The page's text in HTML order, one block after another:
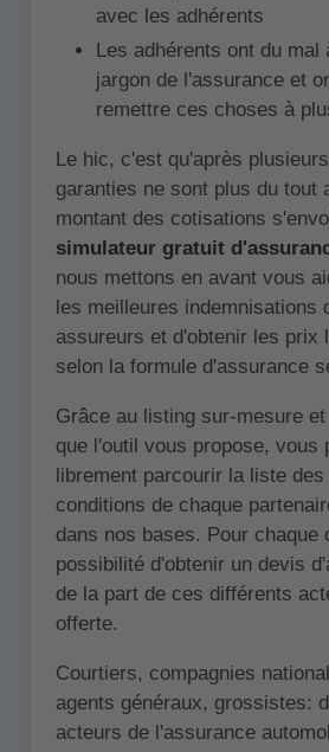
avec les adhérents
Les adhérents ont du mal
jargon de l'assurance et
remettre ces choses à
Le hic, c'est qu'après
garanties ne sont plus du tout
montant des cotisations
simulateur gratuit
nous mettons en avant vous
les meilleures indemnisations
assureurs et d'obtenir les prix
selon la formule d'assurance
Grâce au listing sur-mesure
que l'outil vous propose, vous
librement parcourir la liste
conditions de chaque
dans nos bases. Pour chaque
possibilité d'obtenir un devis
de la part de ces différents
offerte.
Courtiers, compagnies
agents généraux, grossistes:
acteurs de l'assurance